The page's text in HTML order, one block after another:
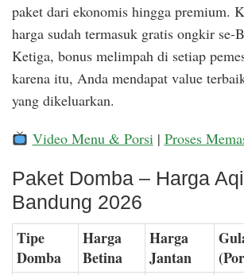
paket dari ekonomis hingga premium.
harga sudah termasuk gratis ongkir se-
Ketiga, bonus melimpah di setiap
karena itu, Anda mendapat value
yang dikeluarkan.
Video Menu & Porsi| Proses
Paket Domba – Harga
Bandung 2026
Tipe
Domba
Harga
Betina
Harga
Jantan